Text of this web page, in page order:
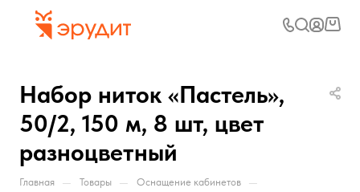
Набор ниток «Пастель»,
50/2, 150 м, 8 шт, цвет
разноцветный
Главная — Товары — Оснащение кабинетов —